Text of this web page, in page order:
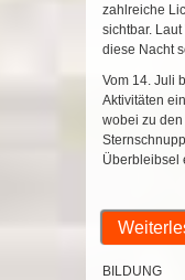
zahlreiche
sichtbar.
diese Nacht
Vom 14. Juli
Aktivitäten
wobei zu
Überbleibsel
BILDUNG